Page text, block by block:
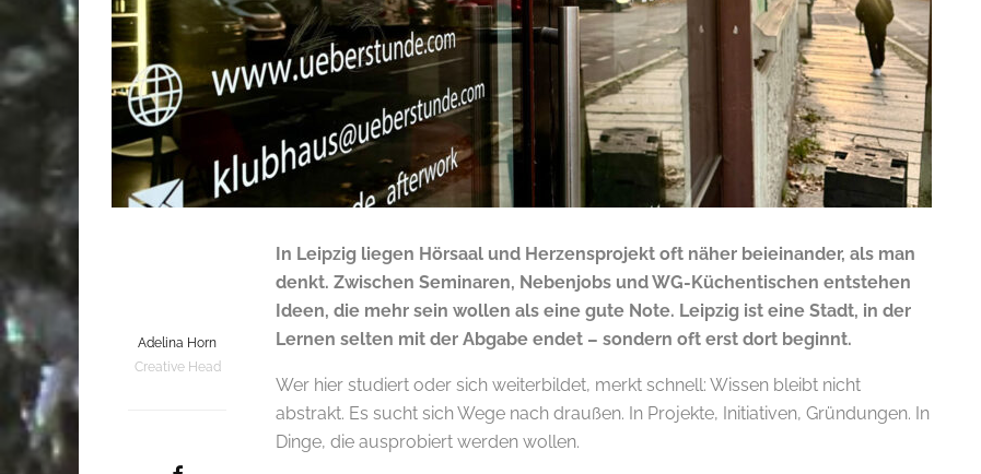
Adelina Horn
Creative Head
In Leipzig liegen Hörsaal und Herzensprojekt oft näher beieinander, als man
denkt. Zwischen Seminaren, Nebenjobs und WG-Küchentischen entstehen
Ideen, die mehr sein wollen als eine gute Note. Leipzig ist eine Stadt, in der
Lernen selten mit der Abgabe endet – sondern oft erst dort beginnt.
Wer hier studiert oder sich weiterbildet, merkt schnell: Wissen bleibt nicht
abstrakt. Es sucht sich Wege nach draußen. In Projekte, Initiativen, Gründungen. In
Dinge, die ausprobiert werden wollen.